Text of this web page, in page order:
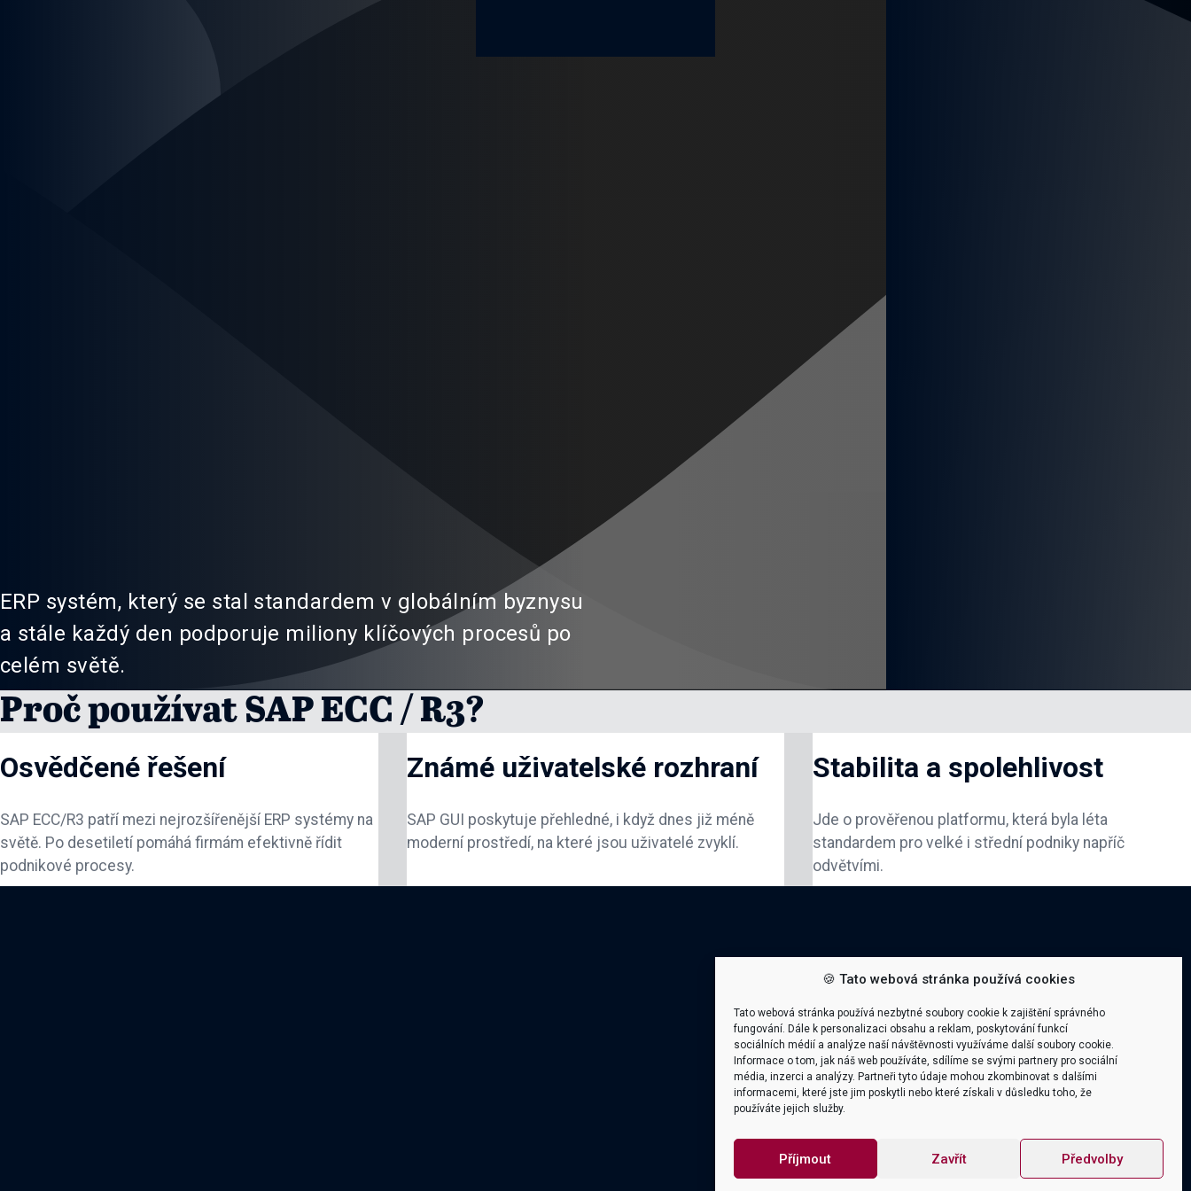
🍪 Tato webová stránka používá cookies
Tato webová stránka používá nezbytné soubory cookie k zajištění správného
fungování. Dále k personalizaci obsahu a reklam, poskytování funkcí
sociálních médií a analýze naší návštěvnosti využíváme další soubory cookie.
Informace o tom, jak náš web používáte, sdílíme se svými partnery pro sociální
média, inzerci a analýzy. Partneři tyto údaje mohou zkombinovat s dalšími
informacemi, které jste jim poskytli nebo které získali v důsledku toho, že
používáte jejich služby.
Příjmout Zavřít Předvolby
ERP systém, který se stal standardem v globálním byznysu
a stále každý den podporuje miliony klíčových procesů po
celém světě.
Proč používat SAP ECC / R3?
Osvědčené řešení
SAP ECC/R3 patří mezi nejrozšířenější ERP systémy na
světě. Po desetiletí pomáhá firmám efektivně řídit
podnikové procesy.
Známé uživatelské rozhraní
SAP GUI poskytuje přehledné, i když dnes již méně
moderní prostředí, na které jsou uživatelé zvyklí.
Stabilita a spolehlivost
Jde o prověřenou platformu, která byla léta
standardem pro velké i střední podniky napříč
odvětvími.